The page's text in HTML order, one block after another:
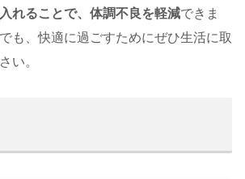
れることで、体調不良を軽減できま
も、快適に過ごすためにぜひ生活に取
い。